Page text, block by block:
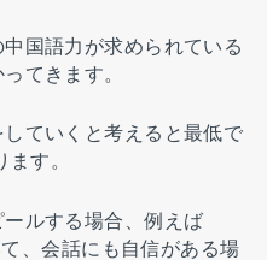
国語力が求められている
てきます。
ていくと考えると最低で
す。
ルする場合、例えば
、会話にも自信がある場